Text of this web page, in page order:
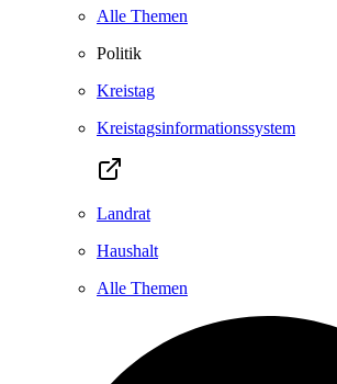
Alle Themen
Politik
Kreistag
Kreistagsinformationssystem
Landrat
Haushalt
Alle Themen